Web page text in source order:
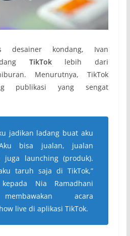
desainer kondang, Ivan
TikToklebih dari
Menurutnya, TikTok
publikasi yang sengat
jadikan ladang buat aku
bisa jualan, jualan
juga launching (produk).
taruh saja di TikTok,”
Nia Ramadhani
acara
live di aplikasi TikTok.